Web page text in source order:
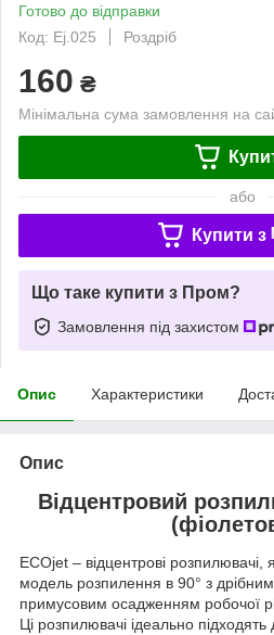
Готово до відправки
Код: Ej.025
Роздріб
160 ₴
Мінімальна сума замовлення на
або
Купити з
Що таке купити з Пром?
Замовлення під захистом
Опис Характеристики
Опис
Відцентровий
ECOjet – відцентрові розпилювачі,
модель розпилення в 90° з
примусовим осадженням робочої
Ці розпилювачі ідеально